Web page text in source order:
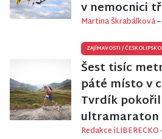
v nemocnici
Martina Škrabálková
ZAJÍMAVOSTI /ČESKOLIPSKO
Šest tisíc
páté místo v
Tvrdík
ultramaraton
Redakce iLIBERECKO